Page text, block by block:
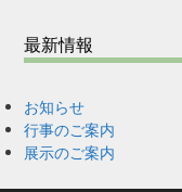
最新情報
お知らせ
行事のご案内
展示のご案内